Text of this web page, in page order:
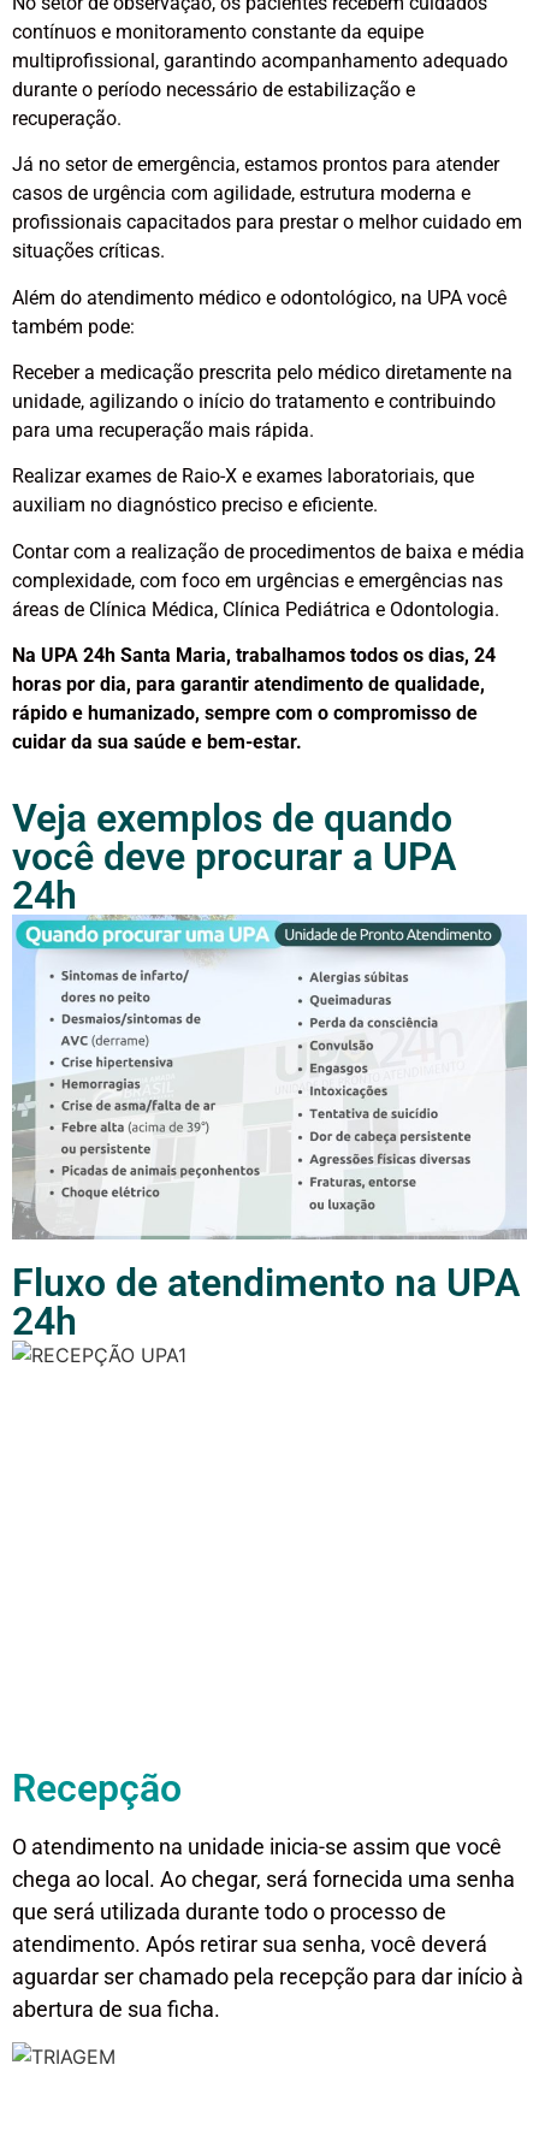
Procedimentos
procedimentos de
baixa e média
complexidades com
ênfase nos
Urgências e
Emergências em
Clínica Pediátrica,
Clínica Médica e
Odontologia.
contínuos e monitoramento constante da equipe
multiprofissional, garantindo acompanhamento adequado
durante o período necessário de estabilização e
recuperação.
Já no setor de emergência, estamos prontos para atender
casos de urgência com agilidade, estrutura moderna e
profissionais capacitados para prestar o melhor cuidado em
situações críticas.
Além do atendimento médico e odontológico, na UPA você
também pode:
Receber a medicação prescrita pelo médico diretamente na
unidade, agilizando o início do tratamento e contribuindo
para uma recuperação mais rápida.
Realizar exames de Raio-X e exames laboratoriais, que
auxiliam no diagnóstico preciso e eficiente.
Contar com a realização de procedimentos de baixa e média
complexidade, com foco em urgências e emergências nas
áreas de Clínica Médica, Clínica Pediátrica e Odontologia.
Na UPA 24h Santa Maria, trabalhamos todos os dias, 24
horas por dia, para garantir atendimento de qualidade,
rápido e humanizado, sempre com o compromisso de
cuidar da sua saúde e bem-estar.
Veja exemplos de quando
você deve procurar a UPA
24h
Fluxo de atendimento na UPA
24h
Recepção
O atendimento na unidade inicia-se assim que você
chega ao local. Ao chegar, será fornecida uma senha
que será utilizada durante todo o processo de
atendimento. Após retirar sua senha, você deverá
aguardar ser chamado pela recepção para dar início à
abertura de sua ficha.